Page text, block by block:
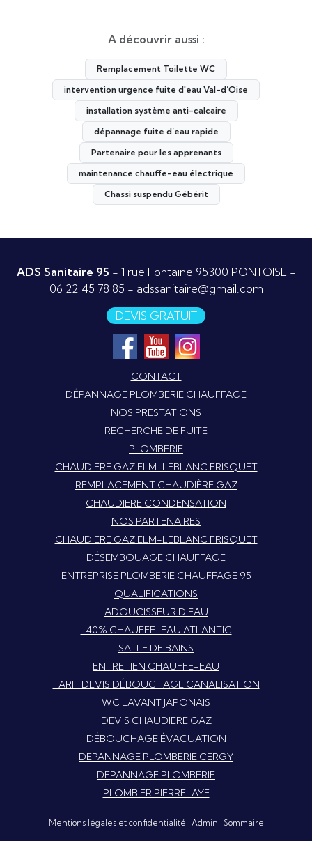
A découvrir aussi :
Remplacement Toilette WC
intervention urgence fuite d'eau Val-d’Oise
installation système anti-calcaire
dépannage fuite d’eau rapide
Partenaire pour les apprenants
maintenance chauffe-eau électrique
Chassi suspendu Gébérit
ADS Sanitaire 95 - 1 rue Fontaine 95300 PONTOISE -
06 22 45 78 85 - adssanitaire@gmail.com
DEVIS GRATUIT
CONTACT
DÉPANNAGE PLOMBERIE CHAUFFAGE
NOS PRESTATIONS
RECHERCHE DE FUITE
PLOMBERIE
CHAUDIERE GAZ ELM-LEBLANC FRISQUET
REMPLACEMENT CHAUDIÈRE GAZ
CHAUDIERE CONDENSATION
NOS PARTENAIRES
CHAUDIERE GAZ ELM-LEBLANC FRISQUET
DÉSEMBOUAGE CHAUFFAGE
ENTREPRISE PLOMBERIE CHAUFFAGE 95
QUALIFICATIONS
ADOUCISSEUR D'EAU
-40% CHAUFFE-EAU ATLANTIC
SALLE DE BAINS
ENTRETIEN CHAUFFE-EAU
TARIF DEVIS DÉBOUCHAGE CANALISATION
WC LAVANT JAPONAIS
DEVIS CHAUDIERE GAZ
DÉBOUCHAGE ÉVACUATION
DEPANNAGE PLOMBERIE CERGY
DEPANNAGE PLOMBERIE
PLOMBIER PIERRELAYE
Mentions légales et confidentialité Admin Sommaire